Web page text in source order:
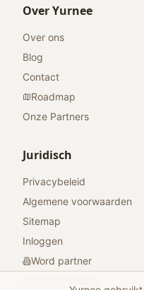
Over Yurnee
Over ons
Blog
Contact
Roadmap
Onze Partners
Juridisch
Privacybeleid
Algemene voorwaarden
Sitemap
Inloggen
Word partner